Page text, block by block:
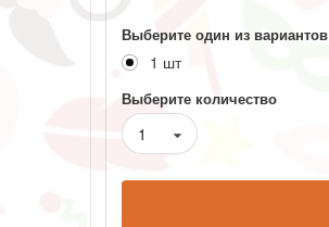
Выберите один из вариантов
1 шт
Выберите количество
1